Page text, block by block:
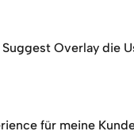
Overlay die
für meine